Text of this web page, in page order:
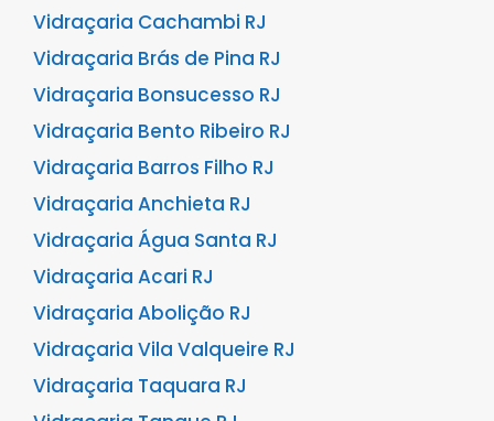
Vidraçaria Cachambi RJ
Vidraçaria Brás de Pina RJ
Vidraçaria Bonsucesso RJ
Vidraçaria Bento Ribeiro RJ
Vidraçaria Barros Filho RJ
Vidraçaria Anchieta RJ
Vidraçaria Água Santa RJ
Vidraçaria Acari RJ
Vidraçaria Abolição RJ
Vidraçaria Vila Valqueire RJ
Vidraçaria Taquara RJ